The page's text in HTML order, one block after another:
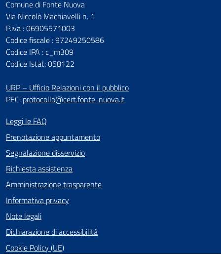
Comune di Fonte Nuova
Via Niccolò Machiavelli n. 1
P.iva : 06905571003
Codice fiscale : 97249250586
Codice IPA : c_m309
Codice Istat: 058122
URP – Ufficio Relazioni con il pubblico
PEC: protocollo@cert.fonte-nuova.it
Leggi le FAQ
Prenotazione appuntamento
Segnalazione disservizio
Richiesta assistenza
Amministrazione trasparente
Informativa privacy
Note legali
Dichiarazione di accessibilità
Cookie Policy (UE)